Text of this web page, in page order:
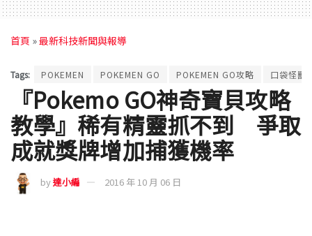
首頁 »最新科技新聞與報導
Tags: POKEMEN POKEMEN GO POKEMEN GO攻略 口袋怪獸
『Pokemo GO神奇寶貝攻略
教學』稀有精靈抓不到 爭取
成就獎牌增加捕獲機率
by達小編 2016 年 10 月 06 日